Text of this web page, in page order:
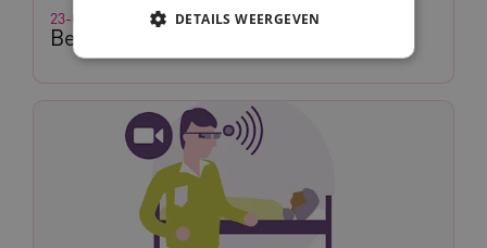
Beeldschermzorg
23-01-2026 DETAILS WEERGEVEN
Noodzakelijke cookies
Analytische cookies
Marketing cookies
Deze functionele en technische cookies zorgen
ervoor dat de website werkt. Deze cookies
worden altijd geplaatst en maken geen inbreuk
op uw privacy.